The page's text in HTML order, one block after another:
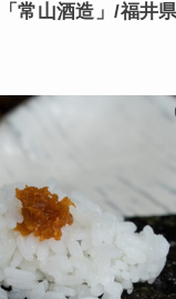
常山酒造」/福井